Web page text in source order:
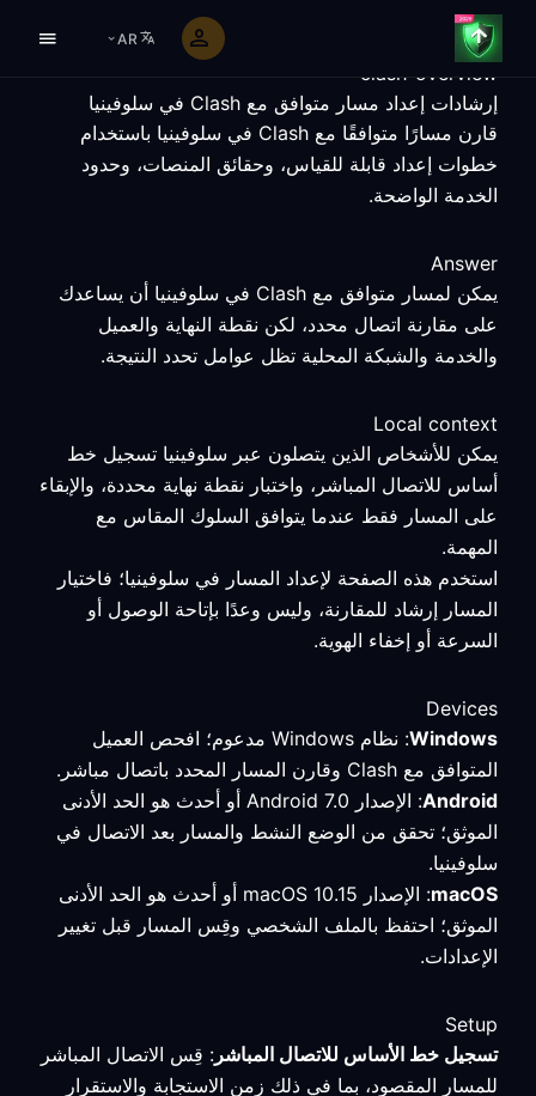
AR
clash-overview
إرشادات إعداد مسار متوافق مع Clash في سلوفينيا
قارن مسارًا متوافقًا مع Clash في سلوفينيا باستخدام
خطوات إعداد قابلة للقياس، وحقائق المنصات، وحدود
الخدمة الواضحة.
Answer
يمكن لمسار متوافق مع Clash في سلوفينيا أن يساعدك
على مقارنة اتصال محدد، لكن نقطة النهاية والعميل
والخدمة والشبكة المحلية تظل عوامل تحدد النتيجة.
Local context
يمكن للأشخاص الذين يتصلون عبر سلوفينيا تسجيل خط
أساس للاتصال المباشر، واختبار نقطة نهاية محددة، والإبقاء
على المسار فقط عندما يتوافق السلوك المقاس مع
المهمة.
استخدم هذه الصفحة لإعداد المسار في سلوفينيا؛ فاختيار
المسار إرشاد للمقارنة، وليس وعدًا بإتاحة الوصول أو
السرعة أو إخفاء الهوية.
Devices
Windows
: نظام Windows مدعوم؛ افحص العميل
المتوافق مع Clash وقارن المسار المحدد باتصال مباشر.
Android
: الإصدار Android 7.0 أو أحدث هو الحد الأدنى
الموثق؛ تحقق من الوضع النشط والمسار بعد الاتصال في
سلوفينيا.
macOS
: الإصدار macOS 10.15 أو أحدث هو الحد الأدنى
الموثق؛ احتفظ بالملف الشخصي وقِس المسار قبل تغيير
الإعدادات.
Setup
تسجيل خط الأساس للاتصال المباشر : قِس الاتصال المباشر
للمسار المقصود، بما في ذلك زمن الاستجابة والاستقرار